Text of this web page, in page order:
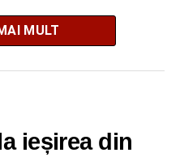
Comunei Gârbova
MULT
ieșirea din